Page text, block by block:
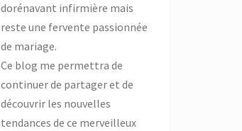
dorénavant infirmière mais
reste une fervente passionnée
de mariage.
Ce blog me permettra de
continuer de partager et de
découvrir les nouvelles
tendances de ce merveilleux